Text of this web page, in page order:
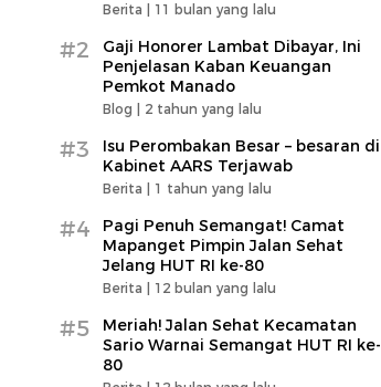
Berita | 11 bulan yang lalu
#2
Gaji Honorer Lambat Dibayar, Ini
Penjelasan Kaban Keuangan
Pemkot Manado
Blog | 2 tahun yang lalu
#3
Isu Perombakan Besar – besaran di
Kabinet AARS Terjawab
Berita | 1 tahun yang lalu
#4
Pagi Penuh Semangat! Camat
Mapanget Pimpin Jalan Sehat
Jelang HUT RI ke-80
Berita | 12 bulan yang lalu
#5
Meriah! Jalan Sehat Kecamatan
Sario Warnai Semangat HUT RI ke-
80